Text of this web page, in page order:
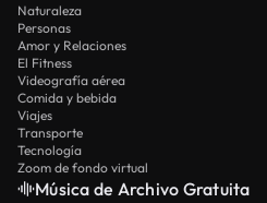
Naturaleza
Personas
Amor y Relaciones
El Fitness
Videografía aérea
Comida y bebida
Viajes
Transporte
Tecnología
Zoom de fondo virtual
Música de Archivo Gratuita